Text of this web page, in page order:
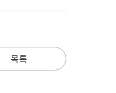
목록